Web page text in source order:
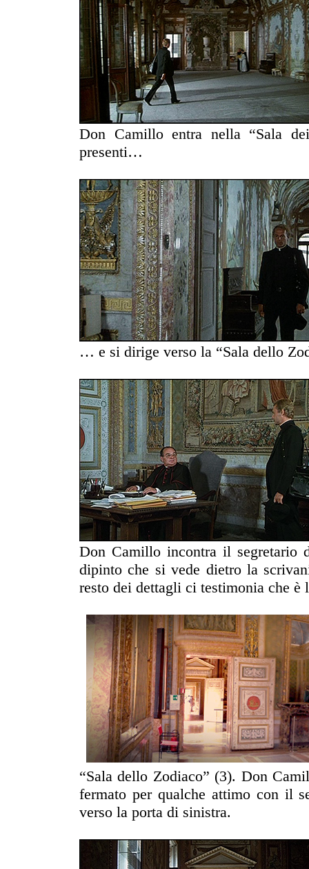
Don Camillo entra nella “Sala
presenti…
… e si dirige verso la “Sala dello
Don Camillo incontra il segretario
dipinto che si vede dietro la
resto dei dettagli ci testimonia che è
“Sala dello Zodiaco” (3). Don
fermato per qualche attimo con il
verso la porta di sinistra.